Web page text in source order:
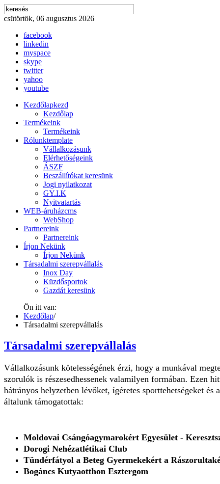
csütörtök, 06 augusztus 2026
facebook
linkedin
myspace
skype
twitter
yahoo
youtube
Kezdőlapkezd
Kezdőlap
Termékeink
Termékeink
Rólunktemplate
Vállalkozásunk
Elérhetőségeink
ÁSZF
Beszállítókat keresünk
Jogi nyilatkozat
GY.I.K
Nyitvatartás
WEB-áruházcms
WebShop
Partnereink
Partnereink
Írjon Nekünk
Írjon Nekünk
Társadalmi szerepvállalás
Inox Day
Küzdősportok
Gazdát keresünk
Ön itt van:
Kezdőlap/
Társadalmi szerepvállalás
Társadalmi szerepvállalás
Vállalkozásunk kötelességének érzi, hogy a munkával
szorulók is részesedhessenek valamilyen formában. Ezen
hátrányos helyzetben lévőket, ígéretes sporttehetségeket
általunk támogatottak:
Moldovai Csángóagymarokért Egyesület -
Dorogi Nehézatlétikai Club
Tündérfátyol a Beteg Gyermekekért a
Bogáncs Kutyaotthon Esztergom